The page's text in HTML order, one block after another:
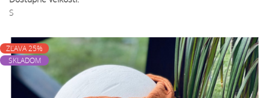
S
ZĽAVA 25%
SKLADOM